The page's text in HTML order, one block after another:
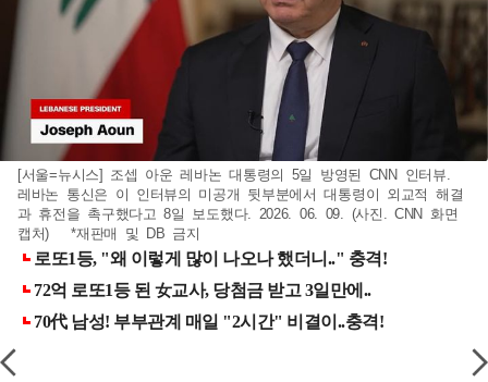
[서울=뉴시스] 조셉 아운 레바논 대통령의 5일 방영된 CNN 인터뷰.
레바논 통신은 이 인터뷰의 미공개 뒷부분에서 대통령이 외교적 해결
과 휴전을 촉구했다고 8일 보도했다. 2026. 06. 09. (사진. CNN 화면
캡처) *재판매 및 DB 금지